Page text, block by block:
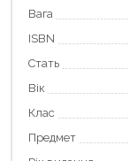
Вага
ISBN
Стать
Вік
Клас
Предмет